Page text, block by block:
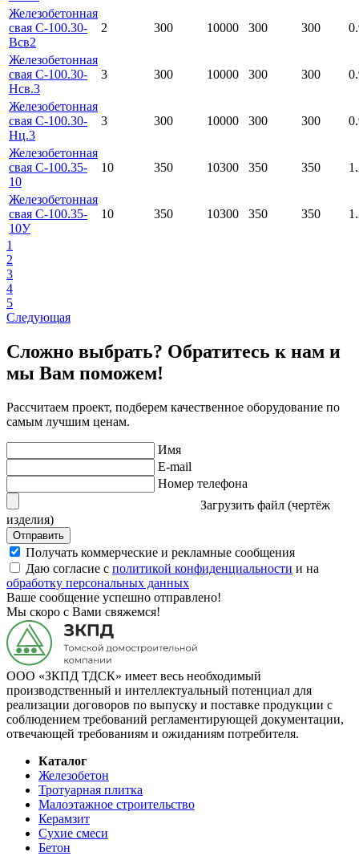
Железобетонная
свая С-100.30-
Всв2
2 300 10000 300 300
Железобетонная
свая С-100.30-
Нсв.3
3 300 10000 300 300
Железобетонная
свая С-100.30-
Нц.3
3 300 10000 300 300
Железобетонная
свая С-100.35-
10
10 350 10300 350 350
Железобетонная
свая С-100.35-
10У
10 350 10300 350 350
1
2
3
4
5
Следующая
Сложно выбрать? Обратитесь к нам и
мы Вам поможем!
Рассчитаем проект, подберем качественное оборудование по
самым лучшим ценам.
Имя
E-mail
Номер телефона
Загрузить файл (чертёж
изделия)
Отправить
Получать коммерческие и рекламные сообщения
Даю согласие с политикой конфиденциальности и на
обработку персональных данных
Ваше сообщение успешно отправлено!
Мы скоро с Вами свяжемся!
ООО «ЗКПД ТДСК» имеет весь необходимый
производственный и интеллектуальный потенциал для
реализации договоров по выпуску и поставке продукции с
соблюдением требований регламентирующей документации,
отвечающей требованиям и ожиданиям потребителя.
Каталог
Железобетон
Тротуарная плитка
Малоэтажное строительство
Керамзит
Сухие смеси
Бетон